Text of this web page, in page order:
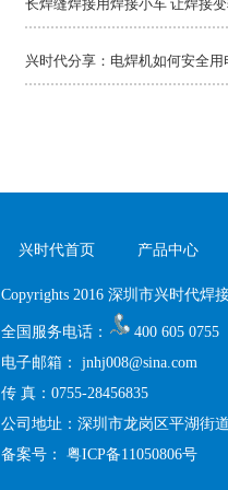
长焊缝焊接用焊接小车 让焊接
兴时代分享：电焊机如何安全用
兴时代首页 产品中心
Copyrights 2016 深圳市兴时代焊
全国服务电话：
400 605 0755
电子邮箱： jnhj008@sina.com
传 真：0755-28456835
公司地址：深圳市龙岗区平湖街
备案号： 粤ICP备11050806号